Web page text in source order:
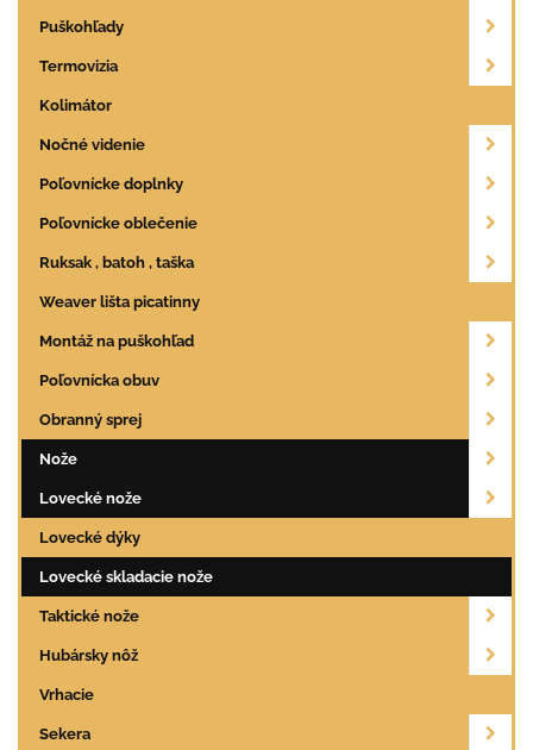
Puškohľady
Termovizia
Kolimátor
Nočné videnie
Poľovnícke doplnky
Poľovnícke oblečenie
Ruksak , batoh , taška
Weaver lišta picatinny
Montáž na puškohľad
Poľovnícka obuv
Obranný sprej
Nože
Lovecké nože
Lovecké dýky
Lovecké skladacie nože
Taktické nože
Hubársky nôž
Vrhacie
Sekera